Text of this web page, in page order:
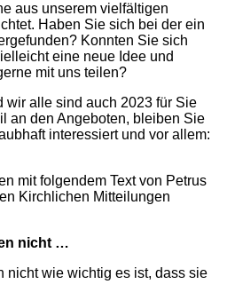
aus unserem vielfältigen
Haben Sie sich bei der ein
Konnten Sie sich
eine neue Idee und
mit uns teilen?
wir alle sind auch 2023 für Sie
an den Angeboten, bleiben Sie
interessiert und vor allem:
mit folgendem Text von Petrus
Kirchlichen Mitteilungen
nicht …
nicht wie wichtig es ist, dass sie